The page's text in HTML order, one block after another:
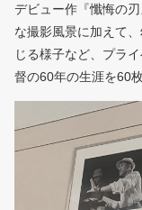
デビュー作『懺悔の
な撮影風景に加えて
じる様子など、プラ
督の60年の生涯を60